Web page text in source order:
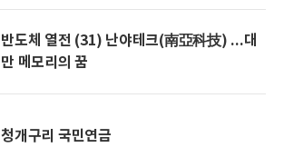
반도체 열전 (31) 난야테크(南亞科技) ...대
만 메모리의 꿈
청개구리 국민연금